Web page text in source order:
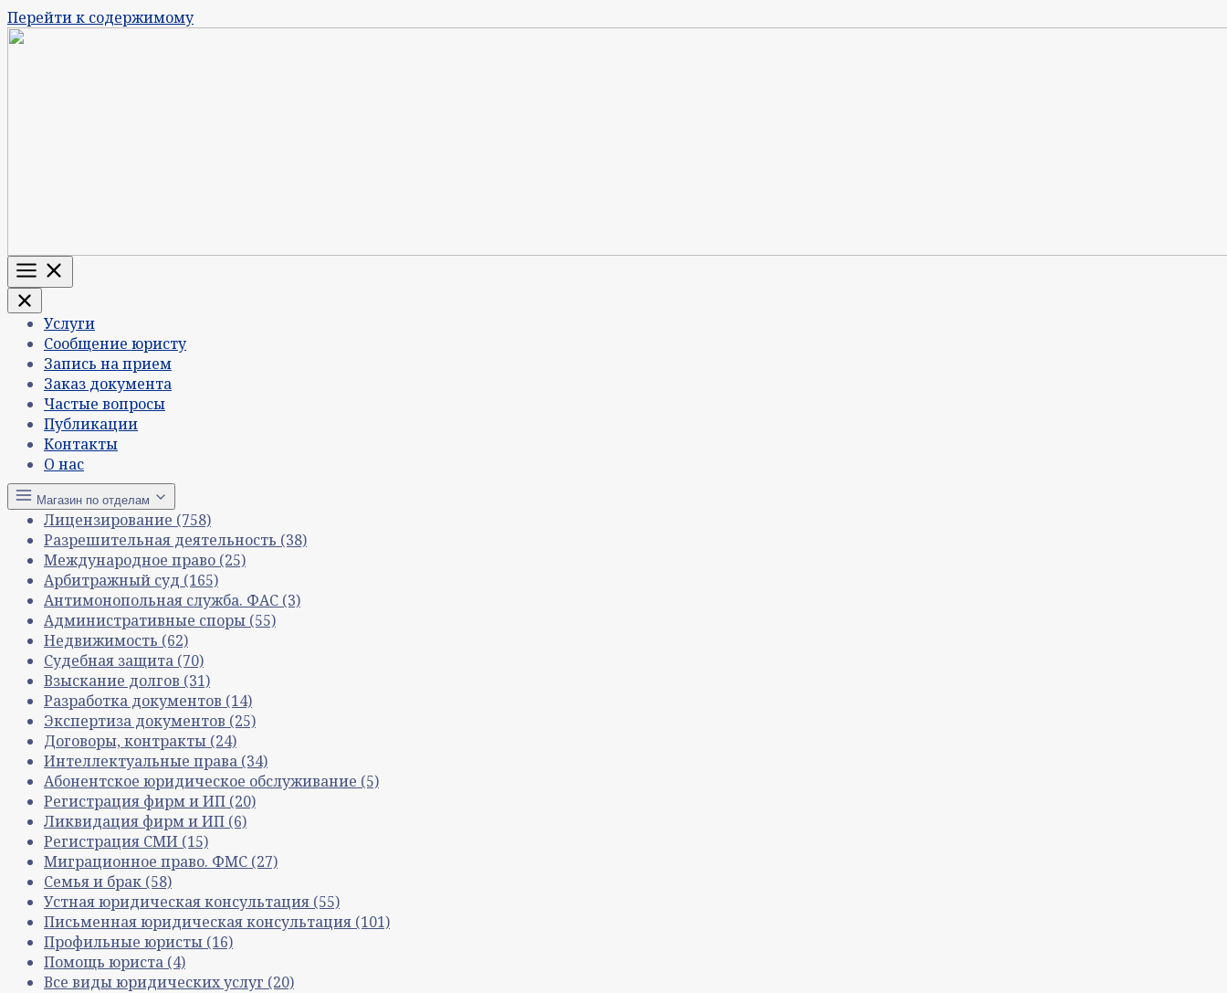
Перейти к содержимому
Меню
Услуги
Сообщение юристу
Запись на прием
Заказ документа
Частые вопросы
Публикации
Контакты
О нас
Магазин по отделам
Лицензирование (758)
Разрешительная деятельность (38)
Международное право (25)
Арбитражный суд (165)
Антимонопольная служба. ФАС (3)
Административные споры (55)
Недвижимость (62)
Судебная защита (70)
Взыскание долгов (31)
Разработка документов (14)
Экспертиза документов (25)
Договоры, контракты (24)
Интеллектуальные права (34)
Абонентское юридическое обслуживание (5)
Регистрация фирм и ИП (20)
Ликвидация фирм и ИП (6)
Регистрация СМИ (15)
Миграционное право. ФМС (27)
Семья и брак (58)
Устная юридическая консультация (55)
Письменная юридическая консультация (101)
Профильные юристы (16)
Помощь юриста (4)
Все виды юридических услуг (20)